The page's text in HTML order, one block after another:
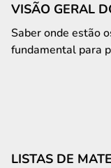
VISÃO GERAL
Saber onde estão
fundamental para
LISTAS DE